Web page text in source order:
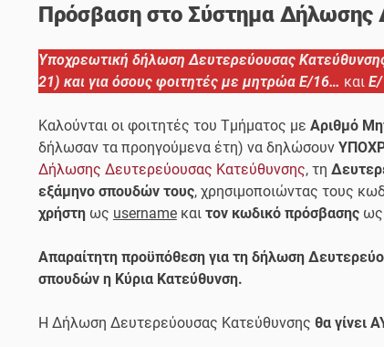
Πρόσβαση στο Σύστημα Δήλωσης
Υποχρεωτική δήλωση Δευτερεύουσας
21) και για όσους φοιτητές με μητρώα Ε/16… καιΕ/
Καλούνται οι φοιτητές του Τμήματος με Αριθμό
δήλωσαν τα προηγούμενα έτη) να δηλώσουν
Δήλωσης Δευτερεύουσας Κατεύθυνσης, τη
εξάμηνο σπουδών τους, χρησιμοποιώντας τους
χρήστηως usernameκαι τον κωδικό πρόσβασηςως
Απαραίτητη προϋπόθεση για τη δήλωση
σπουδών η Κύρια Κατεύθυνση.
Η Δήλωση Δευτερεύουσας Κατεύθυνσης θα γίνει